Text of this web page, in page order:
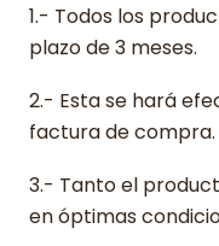
1.- Todos los
plazo de 3 meses.
2.- Esta se hará
factura de compra.
3.- Tanto el
en óptimas